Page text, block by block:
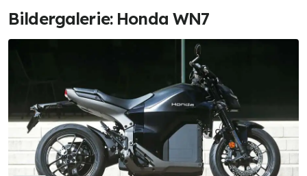
Bildergalerie: Honda WN7